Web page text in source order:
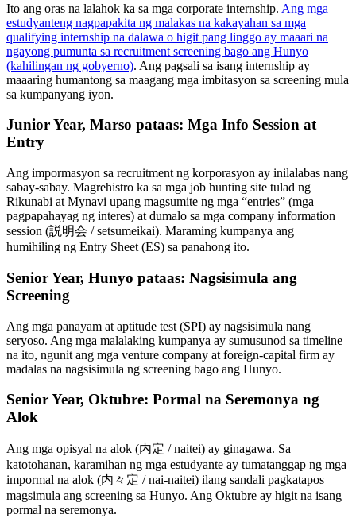
Ito ang oras na lalahok ka sa mga corporate internship. Ang mga
estudyanteng nagpapakita ng malakas na kakayahan sa mga
qualifying internship na dalawa o higit pang linggo ay maaari na
ngayong pumunta sa recruitment screening bago ang Hunyo
(kahilingan ng gobyerno). Ang pagsali sa isang internship ay
maaaring humantong sa maagang mga imbitasyon sa screening mula
sa kumpanyang iyon.
Junior Year, Marso pataas: Mga Info Session at
Entry
Ang impormasyon sa recruitment ng korporasyon ay inilalabas nang
sabay-sabay. Magrehistro ka sa mga job hunting site tulad ng
Rikunabi at Mynavi upang magsumite ng mga “entries” (mga
pagpapahayag ng interes) at dumalo sa mga company information
session (説明会 / setsumeikai). Maraming kumpanya ang
humihiling ng Entry Sheet (ES) sa panahong ito.
Senior Year, Hunyo pataas: Nagsisimula ang
Screening
Ang mga panayam at aptitude test (SPI) ay nagsisimula nang
seryoso. Ang mga malalaking kumpanya ay sumusunod sa timeline
na ito, ngunit ang mga venture company at foreign-capital firm ay
madalas na nagsisimula ng screening bago ang Hunyo.
Senior Year, Oktubre: Pormal na Seremonya ng
Alok
Ang mga opisyal na alok (内定 / naitei) ay ginagawa. Sa
katotohanan, karamihan ng mga estudyante ay tumatanggap ng mga
impormal na alok (内々定 / nai-naitei) ilang sandali pagkatapos
magsimula ang screening sa Hunyo. Ang Oktubre ay higit na isang
pormal na seremonya.